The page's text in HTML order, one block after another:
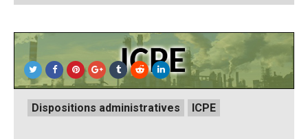
Posted
inDispositions administratives ICPE